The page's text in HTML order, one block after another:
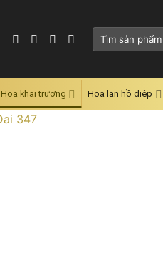
Tìm
Hoa khai trương Hoa lan hồ điệp